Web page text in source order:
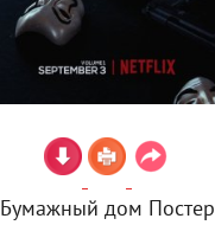
Бумажный дом Постер